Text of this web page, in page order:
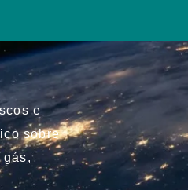
e
sobre
gás,